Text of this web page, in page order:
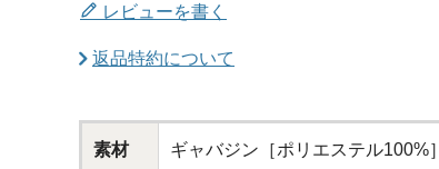
レビューを書く
返品特約について
素材 ギャバジン［ポリエステル100%］